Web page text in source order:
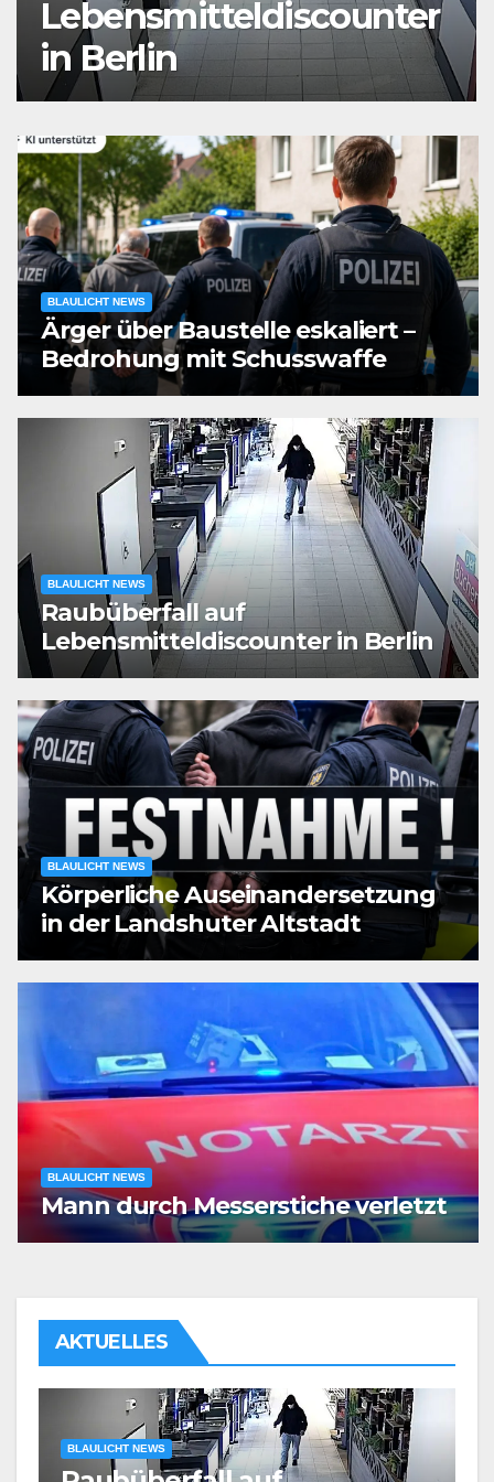
Auseinandersetzung in
der Landshuter Altstadt
BLAULICHT NEWS
Ärger über Baustelle eskaliert –
Bedrohung mit Schusswaffe
BLAULICHT NEWS
Raubüberfall auf
Lebensmitteldiscounter in Berlin
BLAULICHT NEWS
Körperliche Auseinandersetzung
in der Landshuter Altstadt
BLAULICHT NEWS
Mann durch Messerstiche verletzt
AKTUELLES
BLAULICHT NEWS